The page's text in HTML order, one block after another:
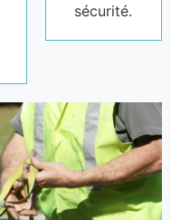
sécurité.